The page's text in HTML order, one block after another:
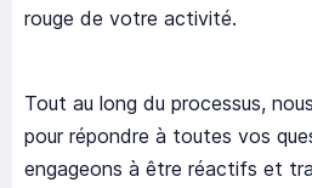
rouge de votre activité.
Tout au long du processus,
pour répondre à toutes vos
engageons à être réactifs et